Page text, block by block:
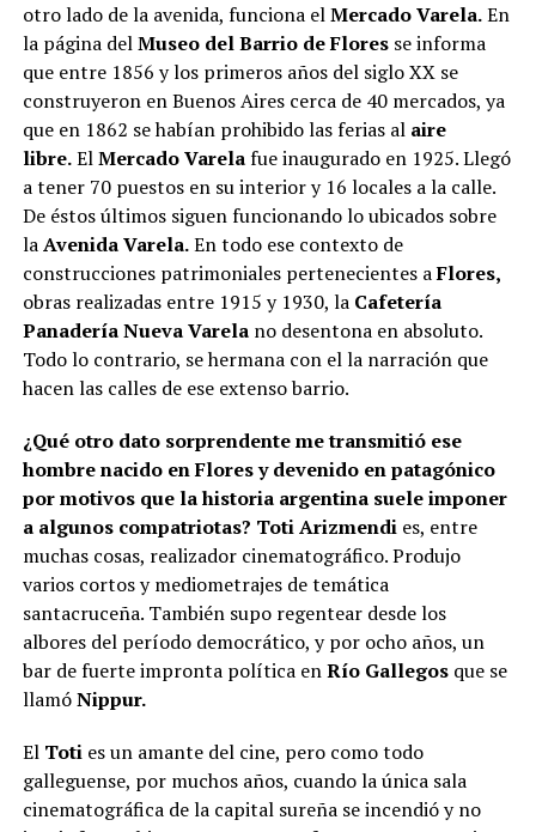
otro lado de la avenida, funciona elMercado Varela.En
la página delMuseo del Barrio de Floresse informa
que entre 1856 y los primeros años del siglo XX se
construyeron en Buenos Aires cerca de 40 mercados, ya
que en 1862 se habían prohibido las ferias al aire
libre.ElMercado Varelafue inaugurado en 1925. Llegó
a tener 70 puestos en su interior y 16 locales a la calle.
De éstos últimos siguen funcionando lo ubicados sobre
laAvenida Varela.En todo ese contexto de
construcciones patrimoniales pertenecientes aFlores,
obras realizadas entre 1915 y 1930, la Cafetería
Panadería Nueva Varelano desentona en absoluto.
Todo lo contrario, se hermana con el la narración que
hacen las calles de ese extenso barrio.
¿Qué otro dato sorprendente me transmitió ese
hombre nacido en Flores y devenido en patagónico
por motivos que la historia argentina suele imponer
a algunos compatriotas? Toti Arizmendies, entre
muchas cosas, realizador cinematográfico. Produjo
varios cortos y mediometrajes de temática
santacruceña. También supo regentear desde los
albores del período democrático, y por ocho años, un
bar de fuerte impronta política enRío Gallegosque se
llamóNippur.
El Toties un amante del cine, pero como todo
galleguense, por muchos años, cuando la única sala
cinematográfica de la capital sureña se incendió y no